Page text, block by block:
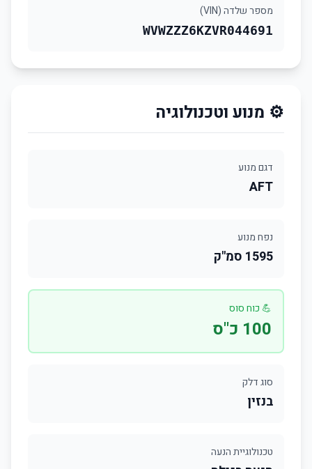
מספר שלדה (VIN)
WVWZZZ6KZVR044691
⚙️ מנוע וטכנולוגיה
דגם מנוע
AFT
נפח מנוע
1595 סמ"ק
💪 כוח סוס
100 כ"ס
סוג דלק
בנזין
טכנולוגיית הנעה